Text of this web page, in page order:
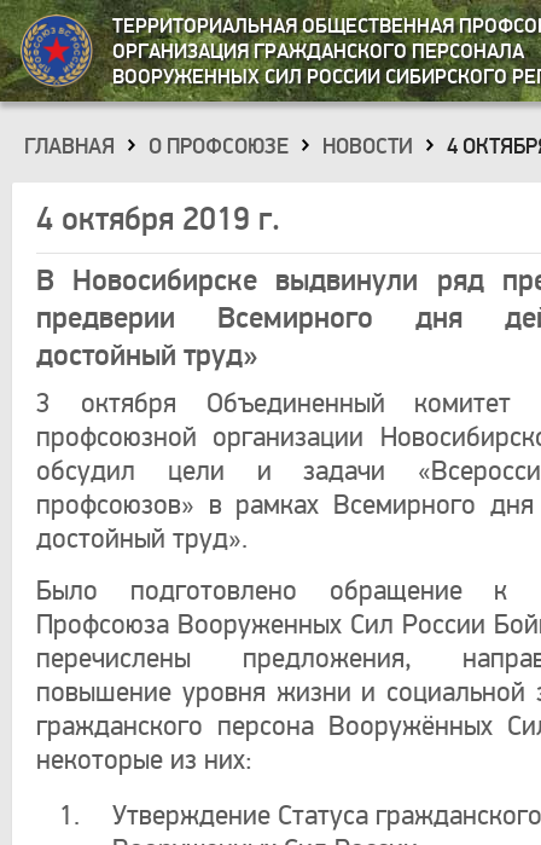
ТЕРРИТОРИАЛЬНАЯ ОБЩЕСТВЕННАЯ
ОРГАНИЗАЦИЯ ГРАЖДАНСКОГО ПЕРСОНАЛА
ВООРУЖЕННЫХ СИЛ РОССИИ СИБИРСКОГО
ГЛАВНАЯ О ПРОФСОЮЗЕ НОВОСТИ »4
4 октября 2019 г.
В Новосибирске выдвинули ряд
предверии Всемирного дня
достойный труд»
3 октября Объединенный комитет
профсоюзной организации
обсудил цели и задачи
профсоюзов» в рамках Всемирного
достойный труд».
Было подготовлено обращение к
Профсоюза Вооруженных Сил России
перечислены предложения,
повышение уровня жизни и социальной
гражданского персона Вооружённых
некоторые из них:
Утверждение Статуса